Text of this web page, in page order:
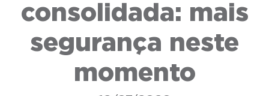
consolidada: mais
segurança neste
momento